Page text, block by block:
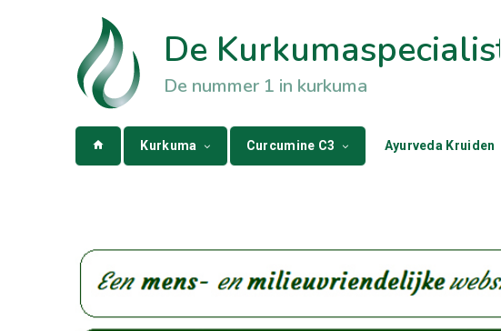
De Kurkumaspecialist
De nummer 1 in kurkuma
Kurkuma Curcumine C3 Ayurveda Kruiden